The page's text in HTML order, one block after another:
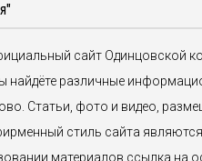
сайт Одинцовской
найдёте различные
Статьи, фото и видео,
стиль сайта являются
материалов ссылка на